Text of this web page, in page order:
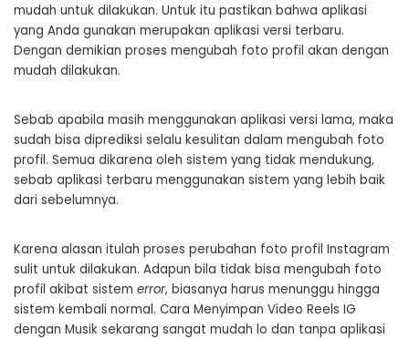
mudah untuk dilakukan. Untuk itu pastikan bahwa aplikasi
yang Anda gunakan merupakan aplikasi versi terbaru.
Dengan demikian proses mengubah foto profil akan dengan
mudah dilakukan.
Sebab apabila masih menggunakan aplikasi versi lama, maka
sudah bisa diprediksi selalu kesulitan dalam mengubah foto
profil. Semua dikarena oleh sistem yang tidak mendukung,
sebab aplikasi terbaru menggunakan sistem yang lebih baik
dari sebelumnya.
Karena alasan itulah proses perubahan foto profil Instagram
sulit untuk dilakukan. Adapun bila tidak bisa mengubah foto
profil akibat sistem error, biasanya harus menunggu hingga
sistem kembali normal. Cara Menyimpan Video Reels IG
dengan Musik sekarang sangat mudah lo dan tanpa aplikasi